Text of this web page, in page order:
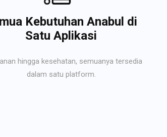
Kebutuhan Anabul di
Satu Aplikasi
hingga kesehatan, semuanya tersedia
dalam satu platform.